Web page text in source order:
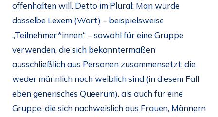
offenhalten will. Detto im Plural: Man würde
dasselbe Lexem (Wort) – beispielsweise
„Teilnehmer*innen“ – sowohl für eine Gruppe
verwenden, die sich bekanntermaßen
ausschließlich aus Personen zusammensetzt, die
weder männlich noch weiblich sind (in diesem Fall
eben generisches Queerum), als auch für eine
Gruppe, die sich nachweislich aus Frauen, Männern